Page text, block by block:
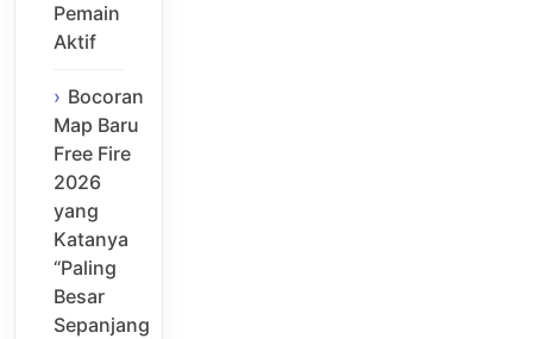
Pemain
Aktif
Bocoran
Map Baru
Free Fire
2026
yang
Katanya
“Paling
Besar
Sepanjang